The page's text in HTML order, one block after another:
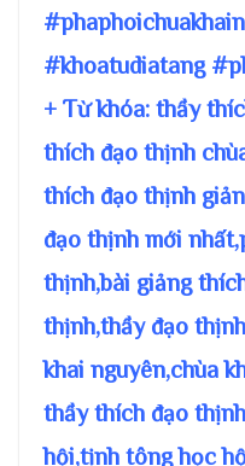
#khoatudiatang
+ Từ khóa: thầy
thích đạo thịnh
thích đạo thịnh
đạo thịnh mới
thịnh,bài giảng
thịnh,thầy đạo
khai nguyên,chùa
thầy thích đạo
hội,tịnh tông học